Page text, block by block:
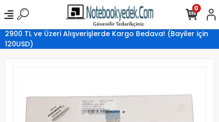
2900 TL ve Üzeri Alışverişlerde Kargo Bedava! (Bayiler için
120USD)
0